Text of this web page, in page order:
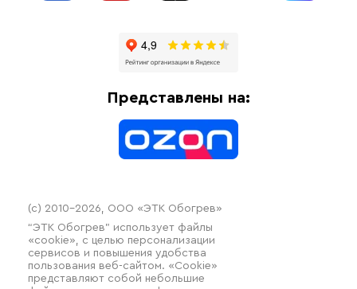
Отопительное оборудование
Представлены на:
(c) 2010–2026, ООО «ЭТК Обогрев»
“ЭТК Обогрев” использует файлы
«cookie», с целью персонализации
сервисов и повышения удобства
пользования веб-сайтом. «Cookie»
представляют собой небольшие